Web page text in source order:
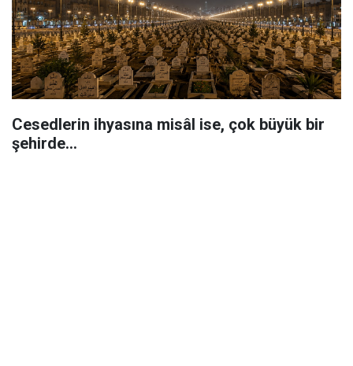
Cesedlerin ihyasına misâl ise, çok büyük bir
şehirde...